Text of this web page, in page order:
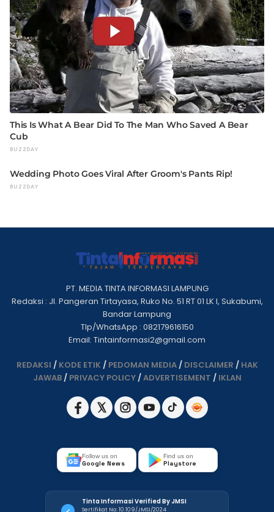
PT. MEDIA TINTA INFORMASI LAMPUNG
Redaksi : Jl. Pangeran Tirtayasa, Ruko No. 51 RT 01 LK I, Sukabumi,
Bandar Lampung
Tlp/WhatsApp : 082179616150
Email: Tintainformasi2@gmail.com
REDAKSI / KODE ETIK / PEDOMAN MEDIA/ DISCLAIMER / HAK
JAWAB/ PRIVACY POLICY/ADVERTISEMENT / IKLAN
Follow us on
Google News
Find us on
Playstore
Tinta Informasi Verified By JMSI
Sertifikat No: 10.109/JMSI/2024